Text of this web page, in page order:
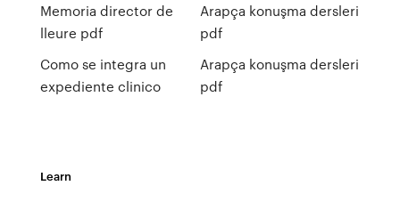
Memoria director de
lleure pdf
Como se integra un
expediente clinico
Arapça konuşma dersleri
pdf
Arapça konuşma dersleri
pdf
Learn